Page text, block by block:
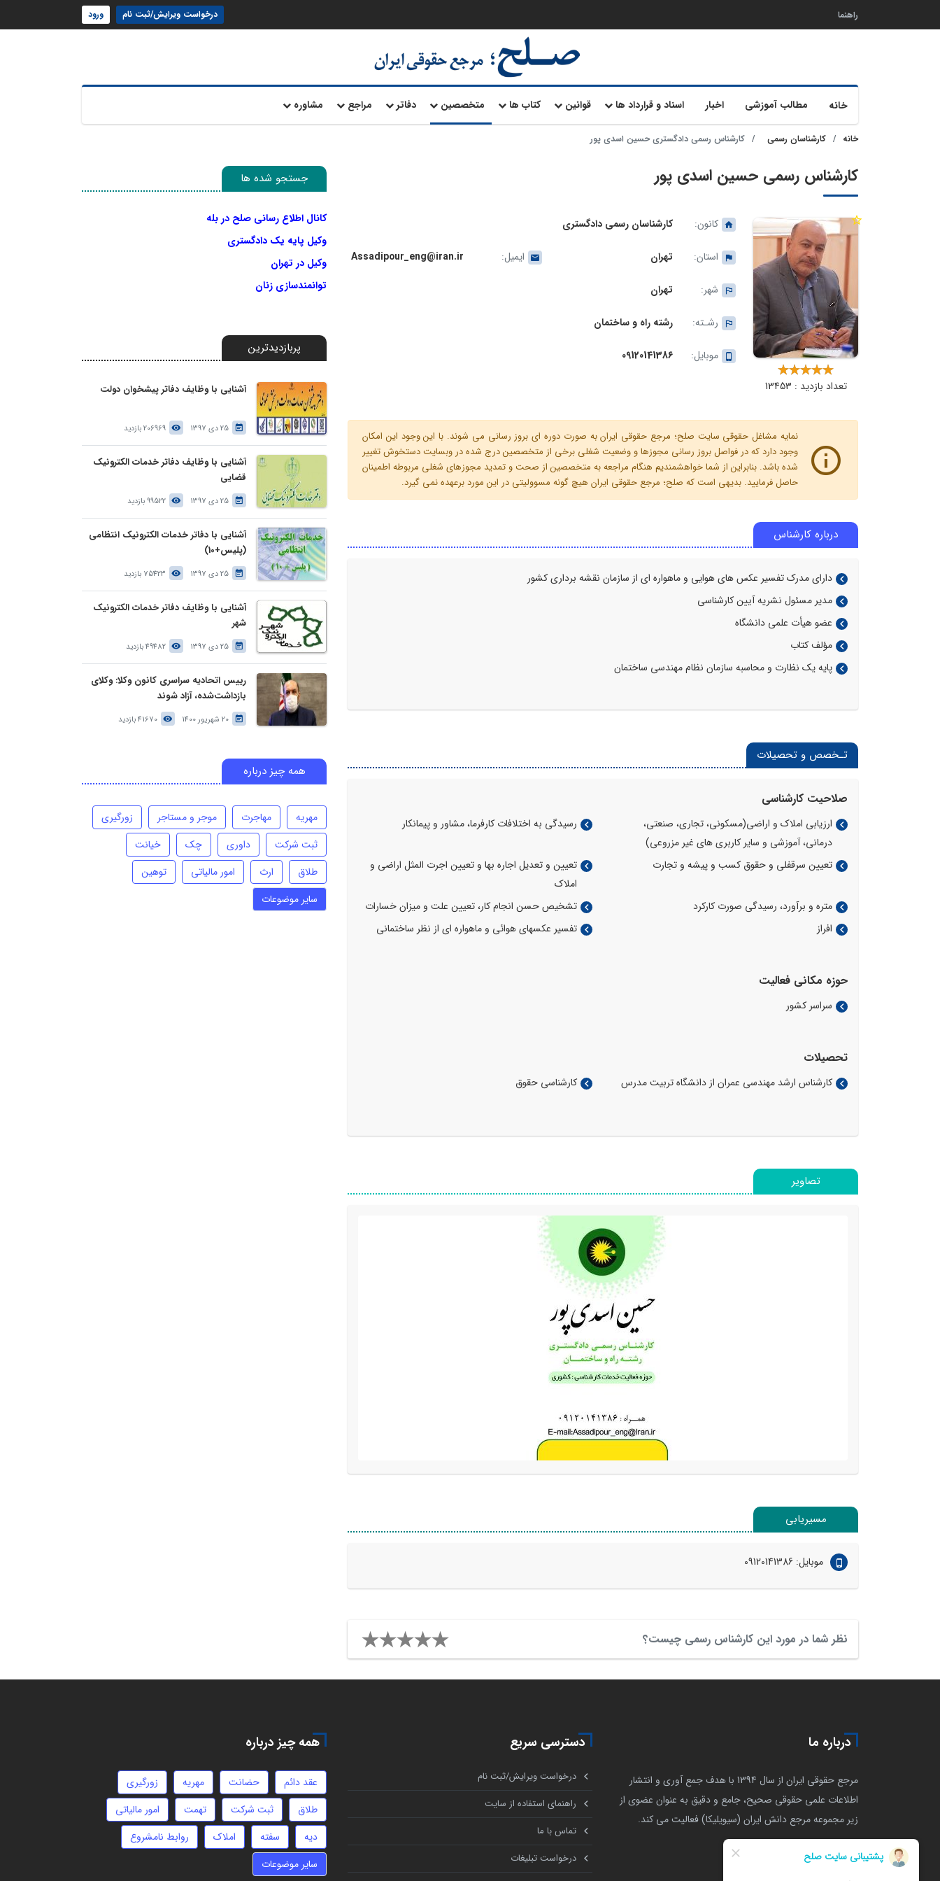
راهنما درخواست ویرایش/ثبت نام ورود
خانه مطالب آموزشی اخبار اسناد و قرارداد ها قوانین کتاب ها متخصصین دفاتر مراجع مشاوره
خانه کارشناسان رسمی کارشناس رسمی دادگستری حسین اسدی پور
کارشناس رسمی حسین اسدی پور
تعداد بازدید : 13453
کانون: کارشناسان رسمی دادگستری
استان: تهران
شهر: تهران
رشـته: رشته راه و ساختمان
موبایل: 09120141386
ایمیل: Assadipour_eng@iran.ir
نمایه مشاغل حقوقی سایت صلح؛ مرجع حقوقی ایران به صورت دوره ای بروز رسانی می شوند. با این وجود این امکان
وجود دارد که در فواصل بروز رسانی مجوزها و وضعیت شغلی برخی از متخصصین درج شده در وبسایت دستخوش تغییر
شده باشد. بنابراین از شما خواهشمندیم هنگام مراجعه به متخصصین از صحت و تمدید مجوزهای شغلی مربوطه اطمینان
حاصل فرمایید. بدیهی است که صلح؛ مرجع حقوقی ایران هیچ گونه مسوولیتی در این مورد برعهده نمی گیرد.
درباره کارشناس
دارای مدرک تفسیر عکس های هوایی و ماهواره ای از سازمان نقشه برداری کشور
مدیر مسئول نشریه آیین کارشناسی
عضو هیأت علمی دانشگاه
مؤلف کتاب
پایه یک نظارت و محاسبه سازمان نظام مهندسی ساختمان
تـخصص و تحصیلات
صلاحیت کارشناسی
ارزیابی املاک و اراضی(مسکونی، تجاری، صنعتی،
درمانی، آموزشی و سایر کاربری های غیر مزروعی)
رسیدگی به اختلافات کارفرما، مشاور و پیمانکار
تعیین سرقفلی و حقوق کسب و پیشه و تجارت
تعیین و تعدیل اجاره بها و تعیین اجرت المثل اراضی و
املاک
متره و برآورد، رسیدگی صورت کارکرد
تشخیص حسن انجام کار، تعیین علت و میزان خسارات
افراز
تفسیر عکسهای هوائی و ماهواره ای از نظر ساختمانی
حوزه مکانی فعالیت
سراسر کشور
تحصیلات
کارشناس ارشد مهندسی عمران از دانشگاه تربیت مدرس کارشناسی حقوق
تصاویر
مسیریابی
موبایل: 09120141386
نظر شما در مورد این کارشناس رسمی چیست؟
جستجو شده ها
کانال اطلاع رسانی صلح در بله
وکیل پایه یک دادگستری
وکیل در تهران
توانمندسازی زنان
پربازدیدترین
آشنایی با وظایف دفاتر پیشخوان دولت
25 دی 1397 206969 بازدید
آشنایی با وظایف دفاتر خدمات الکترونیک
قضایی
25 دی 1397 99522 بازدید
آشنایی با دفاتر خدمات الکترونیک انتظامی
(پلیس+10)
25 دی 1397 75423 بازدید
آشنایی با وظایف دفاتر خدمات الکترونیک
شهر
25 دی 1397 49482 بازدید
رییس اتحادیه سراسری کانون وکلا: وکلای
بازداشت‌شده، آزاد شوند
20 شهریور 1400 41670 بازدید
همه چیز درباره
مهریه مهاجرت موجر و مستاجر
زورگیری
ثبت شرکت
داوری چک
خیانت
طلاق
ارث امور مالیاتی
توهین
سایر موضوعات
درباره ما
مرجع حقوقی ایران از سال 1394 با هدف جمع آوری و انتشار
اطلاعات علمی حقوقی صحیح، جامع و دقیق به عنوان عضوی از
زیر مجموعه مرجع دانش ایران (سیویلیکا) فعالیت می کند.
دسترسی سریع
درخواست ویرایش/ثبت نام
راهنمای استفاده از سایت
تماس با ما
درخواست تبلیغات
همه چیز درباره
عقد دائم حضانت مهریه
زورگیری
طلاق
ثبت شرکت تهمت
امور مالیاتی
دیه
سفته املاک
روابط نامشروع
سایر موضوعات